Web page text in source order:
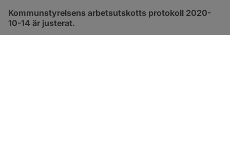
Kommunstyrelsens arbetsutskotts protokoll 2020-
10-14 är justerat.